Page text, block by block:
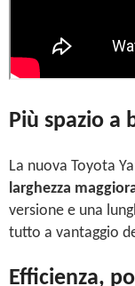
Più spazio a
La nuova Toyota
larghezza
versione e una
tutto a vantaggio
Efficienza,